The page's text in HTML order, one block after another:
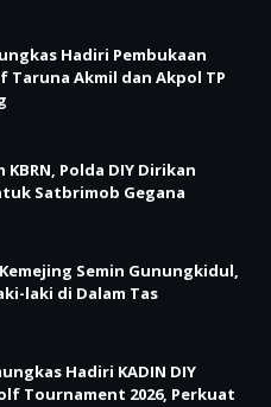
Hadiri Pembukaan
Akmil dan Akpol TP
Polda DIY Dirikan
Satbrimob Gegana
Semin Gunungkidul,
laki di Dalam Tas
Hadiri KADIN DIY
Tournament 2026, Perkuat